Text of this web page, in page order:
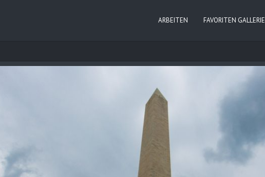
ARBEITEN FAVORITEN GALLERIE